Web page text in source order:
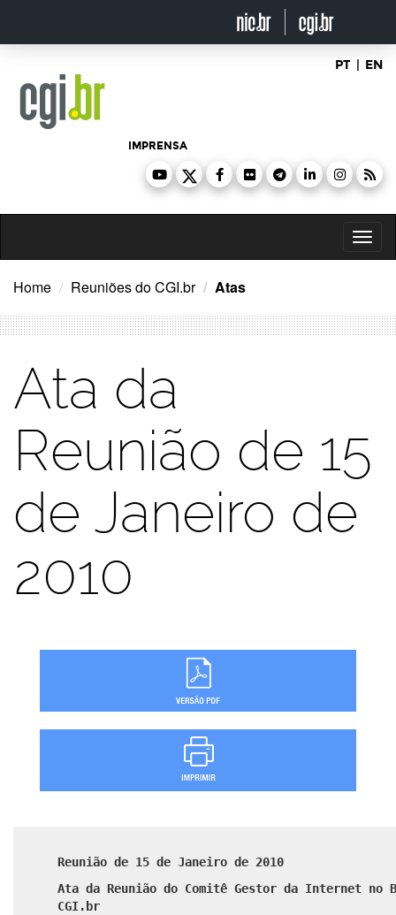
o
PT | EN
IMPRENSA
Home Reuniões do CGI.br Atas
Ata da
Reunião de 15
de Janeiro de
2010
Reunião de 15 de Janeiro de 2010
Ata da Reunião do Comitê Gestor da Internet no
CGI.br